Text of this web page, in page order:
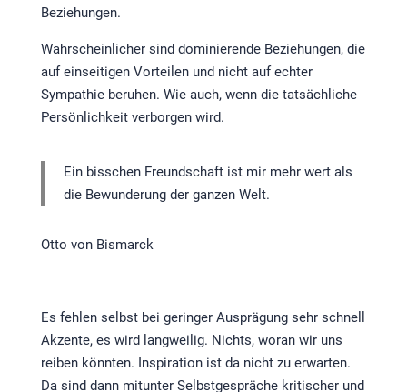
Beziehungen.
Wahrscheinlicher sind dominierende Beziehungen, die
auf einseitigen Vorteilen und nicht auf echter
Sympathie beruhen. Wie auch, wenn die tatsächliche
Persönlichkeit verborgen wird.
Ein bisschen Freundschaft ist mir mehr wert als
die Bewunderung der ganzen Welt.
Otto von Bismarck
Es fehlen selbst bei geringer Ausprägung sehr schnell
Akzente, es wird langweilig. Nichts, woran wir uns
reiben könnten. Inspiration ist da nicht zu erwarten.
Da sind dann mitunter Selbstgespräche kritischer und